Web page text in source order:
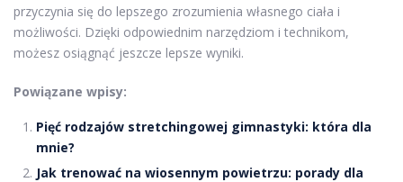
przyczynia się do lepszego zrozumienia własnego ciała i
możliwości. Dzięki odpowiednim narzędziom i technikom,
możesz osiągnąć jeszcze lepsze wyniki.
Powiązane wpisy:
Pięć rodzajów stretchingowej gimnastyki: która dla
mnie?
Jak trenować na wiosennym powietrzu: porady dla